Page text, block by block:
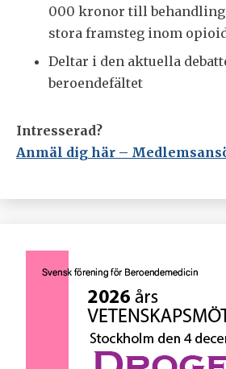
000 kronor till
stora framsteg inom
Deltar i den aktuella
beroendefältet
Intresserad?
Anmäl dig här –